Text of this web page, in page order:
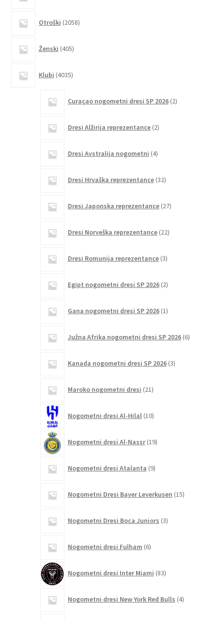
Otroški 2058izdelkov
Ženski 405izdelkov
Klubi 4035izdelkov
Curaçao nogometni dresi SP 2026 2izdelka
Dresi Alžirija reprezentance 2izdelka
Dresi Avstralija nogometni 4izdelki
Dresi Hrvaška reprezentance 32izdelkov
Dresi Japonska reprezentance 27izdelkov
Dresi Norveška reprezentance 22izdelkov
Dresi Romunija reprezentance 3izdelki
Egipt nogometni dresi SP 2026 2izdelka
Gana nogometni dresi SP 2026 1izdelek
Južna Afrika nogometni dresi SP 2026 6izdelkov
Kanada nogometni dresi SP 2026 3izdelki
Maroko nogometni dresi 21izdelkov
Nogometni dresi Al-Hilal 10izdelkov
Nogometni dresi Al-Nassr 19izdelkov
Nogometni dresi Atalanta 9izdelkov
Nogometni Dresi Bayer Leverkusen 15izdelkov
Nogometni Dresi Boca Juniors 3izdelki
Nogometni dresi Fulham 6izdelkov
Nogometni dresi Inter Miami 83izdelkov
Nogometni dresi New York Red Bulls 4izdelki